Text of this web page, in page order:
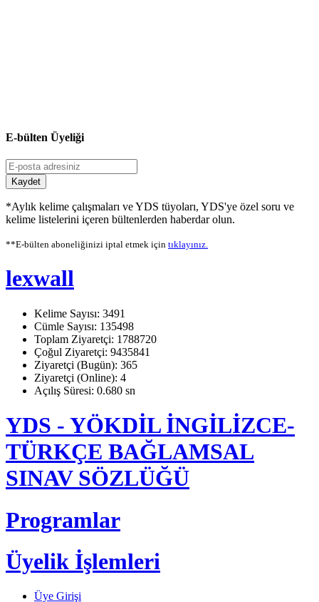
E-bülten Üyeliği
Kaydet
*Aylık kelime çalışmaları ve YDS tüyoları, YDS'ye özel soru ve
kelime listelerini içeren bültenlerden haberdar olun.
**E-bülten aboneliğinizi iptal etmek için tıklayınız.
lexwall
Kelime Sayısı: 3491
Cümle Sayısı: 135498
Toplam Ziyaretçi: 1788720
Çoğul Ziyaretçi: 9435841
Ziyaretçi (Bugün): 365
Ziyaretçi (Online): 4
Açılış Süresi: 0.680 sn
YDS - YÖKDİL İNGİLİZCE-
TÜRKÇE BAĞLAMSAL
SINAV SÖZLÜĞÜ
Programlar
Üyelik İşlemleri
Üye Girişi